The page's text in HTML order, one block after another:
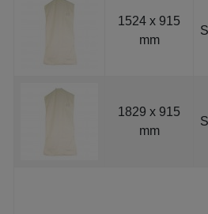
1524 x 915
mm
1829 x 915
mm